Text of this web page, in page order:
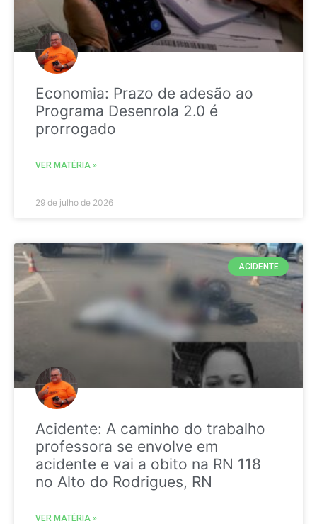
Economia: Prazo de adesão ao
Programa Desenrola 2.0 é
prorrogado
VER MATÉRIA »
29 de julho de 2026
ACIDENTE
Acidente: A caminho do trabalho
professora se envolve em
acidente e vai a obito na RN 118
no Alto do Rodrigues, RN
VER MATÉRIA »